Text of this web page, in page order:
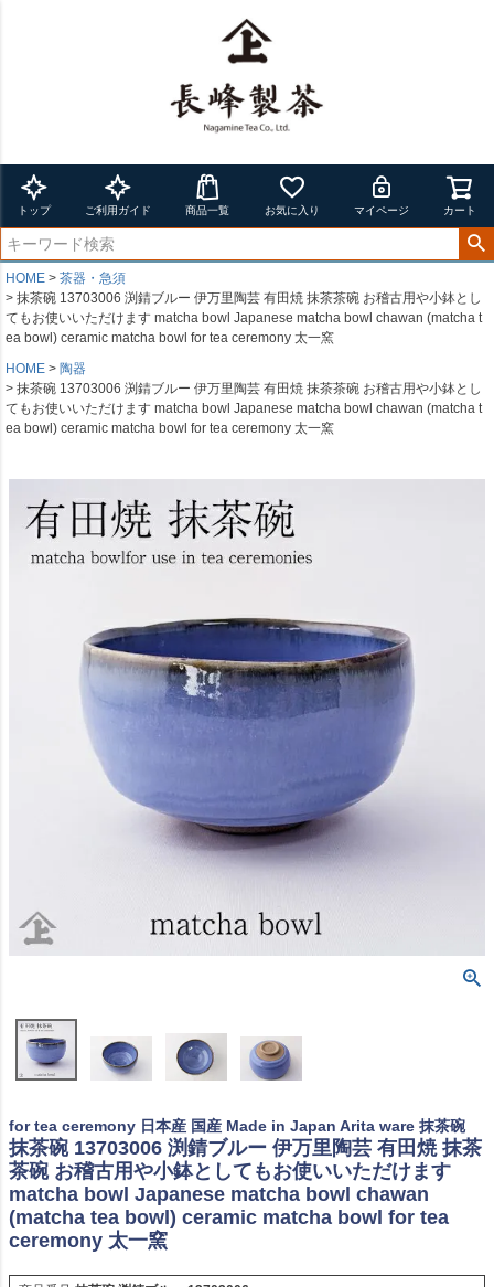
トップ ご利用ガイド 商品一覧 お気に入り マイページ カート
HOME
茶器・急須
抹茶碗 13703006 渕錆ブルー 伊万里陶芸 有田焼 抹茶茶碗 お稽古用や小鉢とし
てもお使いいただけます matcha bowl Japanese matcha bowl chawan (matcha t
ea bowl) ceramic matcha bowl for tea ceremony 太一窯
HOME
陶器
抹茶碗 13703006 渕錆ブルー 伊万里陶芸 有田焼 抹茶茶碗 お稽古用や小鉢とし
てもお使いいただけます matcha bowl Japanese matcha bowl chawan (matcha t
ea bowl) ceramic matcha bowl for tea ceremony 太一窯
for tea ceremony 日本産 国産 Made in Japan Arita ware 抹茶碗
抹茶碗 13703006 渕錆ブルー 伊万里陶芸 有田焼 抹茶
茶碗 お稽古用や小鉢としてもお使いいただけます
matcha bowl Japanese matcha bowl chawan
(matcha tea bowl) ceramic matcha bowl for tea
ceremony 太一窯